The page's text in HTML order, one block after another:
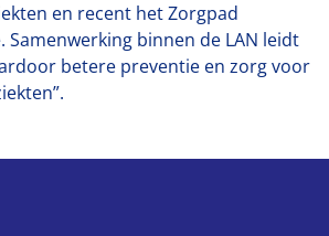
en recent het Zorgpad
Samenwerking binnen de LAN leidt
betere preventie en zorg voor